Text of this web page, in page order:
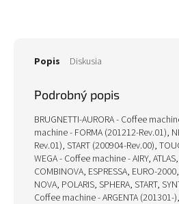
Popis Diskusia
Podrobný popis
BRUGNETTI-AURORA - Coffee
machine - FORMA (201212-Rev.01),
Rev.01), START (200904-Rev.00),
WEGA - Coffee machine - AIRY,
COMBINOVA, ESPRESSA, EURO-
NOVA, POLARIS, SPHERA, START,
Coffee machine - ARGENTA (201301-